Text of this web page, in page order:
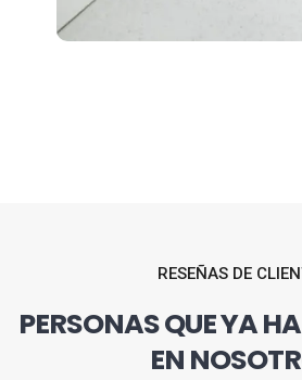
RESEÑAS DE
PERSONAS QUE YA
EN